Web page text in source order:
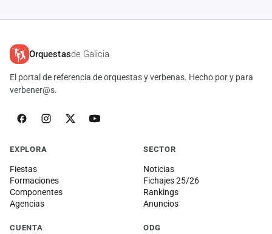
Orquestasde Galicia
El portal de referencia de orquestas y verbenas. Hecho por y para
verbener@s.
EXPLORA
Fiestas
Formaciones
Componentes
Agencias
SECTOR
Noticias
Fichajes 25/26
Rankings
Anuncios
CUENTA ODG